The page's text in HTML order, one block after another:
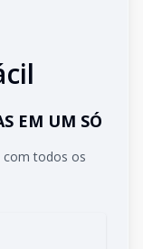
EM UM SÓ
com todos os